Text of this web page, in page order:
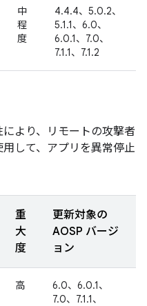
中
程
度
4.4.4、5.0.2、
5.1.1、6.0、
6.0.1、7.0、
7.1.1、7.1.2
より、リモートの攻撃者
して、アプリを異常停止
重
大
度
更新対象の
AOSP バージ
ョン
高
6.0、6.0.1、
7.0、7.1.1、